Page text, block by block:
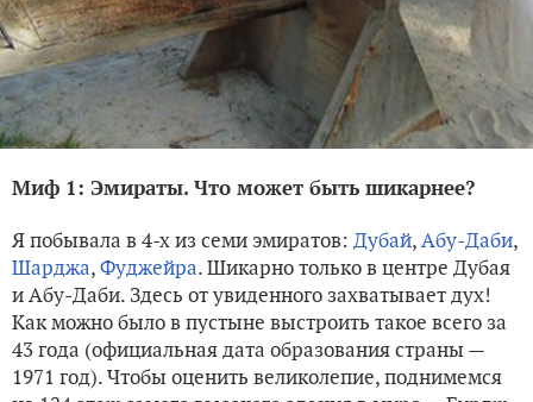
Миф 1: Эмираты. Что может быть шикарнее?
Я побывала в 4-х из семи эмиратов: Дубай,Абу-Даби,
Шарджа,Фуджейра. Шикарно только в центре Дубая
и Абу-Даби. Здесь от увиденного захватывает дух!
Как можно было в пустыне выстроить такое всего за
43 года (официальная дата образования страны —
1971 год). Чтобы оценить великолепие, поднимемся